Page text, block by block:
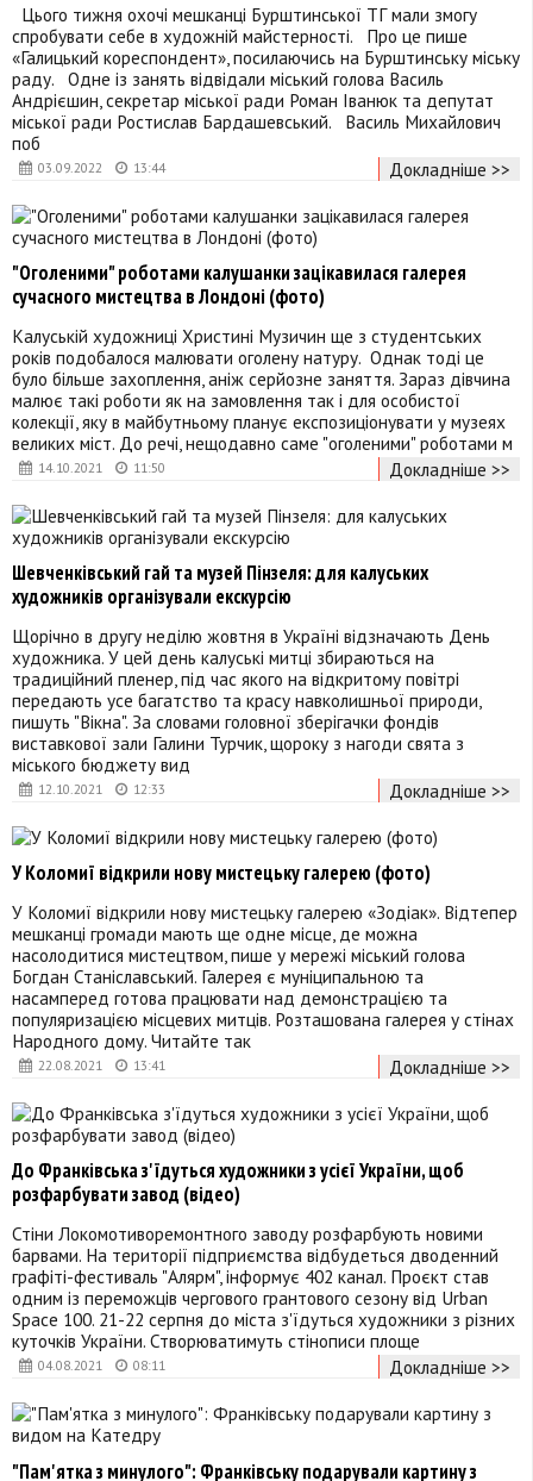
03.09.2022 13:44
Цього тижня охочі мешканці Бурштинської ТГ мали змогу
спробувати себе в художній майстерності. Про це пише
«Галицький кореспондент», посилаючись на Бурштинську міську
раду. Одне із занять відвідали міський голова Василь
Андрієшин, секретар міської ради Роман Іванюк та депутат
міської ради Ростислав Бардашевський. Василь Михайлович
поб
Докладніше >>
14.10.2021 11:50
"Оголеними" роботами калушанки зацікавилася галерея
сучасного мистецтва в Лондоні (фото)
Калуській художниці Христині Музичин ще з студентських
років подобалося малювати оголену натуру. Однак тоді це
було більше захоплення, аніж серйозне заняття. Зараз дівчина
малює такі роботи як на замовлення так і для особистої
колекції, яку в майбутньому планує експозиціонувати у музеях
великих міст. До речі, нещодавно саме "оголеними" роботами м
Докладніше >>
12.10.2021 12:33
Шевченківський гай та музей Пінзеля: для калуських
художників організували екскурсію
Щорічно в другу неділю жовтня в Україні відзначають День
художника. У цей день калуські митці збираються на
традиційний пленер, під час якого на відкритому повітрі
передають усе багатство та красу навколишньої природи,
пишуть "Вікна". За словами головної зберігачки фондів
виставкової зали Галини Турчик, щороку з нагоди свята з
міського бюджету вид
Докладніше >>
22.08.2021 13:41
У Коломиї відкрили нову мистецьку галерею (фото)
У Коломиї відкрили нову мистецьку галерею «Зодіак». Відтепер
мешканці громади мають ще одне місце, де можна
насолодитися мистецтвом, пише у мережі міський голова
Богдан Станіславський. Галерея є муніципальною та
насамперед готова працювати над демонстрацією та
популяризацією місцевих митців. Розташована галерея у стінах
Народного дому. Читайте так
Докладніше >>
04.08.2021 08:11
До Франківська з'їдуться художники з усієї України, щоб
розфарбувати завод (відео)
Стіни Локомотиворемонтного заводу розфарбують новими
барвами. На території підприємства відбудеться дводенний
графіті-фестиваль "Алярм", інформує 402 канал. Проєкт став
одним із переможців чергового грантового сезону від Urban
Space 100. 21-22 серпня до міста з'їдуться художники з різних
куточків України. Створюватимуть стінописи площе
Докладніше >>
"Пам'ятка з минулого": Франківську подарували картину з